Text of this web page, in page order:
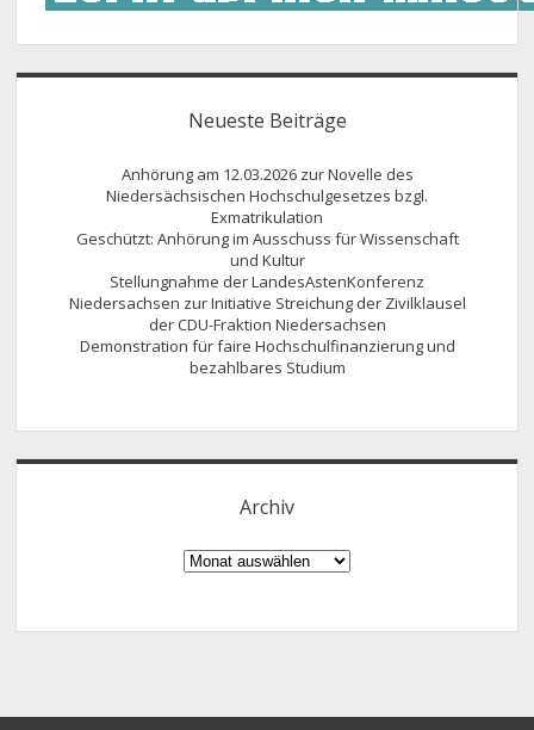
Neueste Beiträge
Anhörung am 12.03.2026 zur Novelle des
Niedersächsischen Hochschulgesetzes bzgl.
Exmatrikulation
Geschützt: Anhörung im Ausschuss für Wissenschaft
und Kultur
Stellungnahme der LandesAstenKonferenz
Niedersachsen zur Initiative Streichung der Zivilklausel
der CDU-Fraktion Niedersachsen
Demonstration für faire Hochschulfinanzierung und
bezahlbares Studium
Archiv
Archiv